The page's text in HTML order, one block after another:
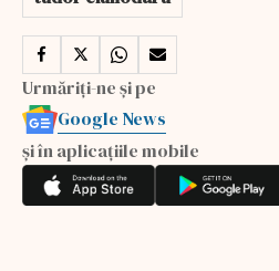
Urmăriți-ne și pe
Google News
și în aplicațiile mobile